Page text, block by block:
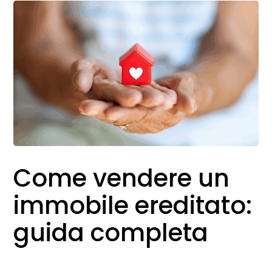
Come vendere un
immobile ereditato:
guida completa